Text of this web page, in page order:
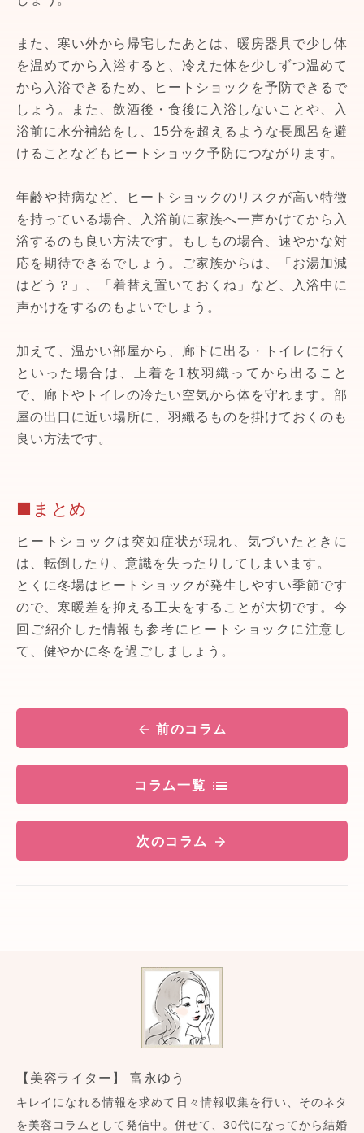
また、寒い外から帰宅したあとは、暖房器具で少し体
を温めてから入浴すると、冷えた体を少しずつ温めて
から入浴できるため、ヒートショックを予防できるで
しょう。また、飲酒後・食後に入浴しないことや、入
浴前に水分補給をし、15分を超えるような長風呂を避
けることなどもヒートショック予防につながります。
年齢や持病など、ヒートショックのリスクが高い特徴
を持っている場合、入浴前に家族へ一声かけてから入
浴するのも良い方法です。もしもの場合、速やかな対
応を期待できるでしょう。ご家族からは、「お湯加減
はどう？」、「着替え置いておくね」など、入浴中に
声かけをするのもよいでしょう。
加えて、温かい部屋から、廊下に出る・トイレに行く
といった場合は、上着を1枚羽織ってから出ること
で、廊下やトイレの冷たい空気から体を守れます。部
屋の出口に近い場所に、羽織るものを掛けておくのも
良い方法です。
■まとめ
ヒートショックは突如症状が現れ、気づいたときに
は、転倒したり、意識を失ったりしてしまいます。
とくに冬場はヒートショックが発生しやすい季節です
ので、寒暖差を抑える工夫をすることが大切です。今
回ご紹介した情報も参考にヒートショックに注意し
て、健やかに冬を過ごしましょう。
前のコラム
コラム一覧
次のコラム
【美容ライター】 富永ゆう
キレイになれる情報を求めて日々情報収集を行い、そのネタ
を美容コラムとして発信中。併せて、30代になってから結婚